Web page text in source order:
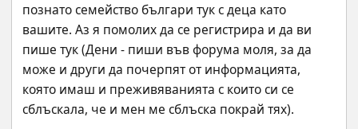
познато семейство българи тук с деца като
вашите. Аз я помолих да се регистрира и да ви
пише тук (Дени - пиши във форума моля, за да
може и други да почерпят от информацията,
която имаш и преживяванията с които си се
сблъскала, че и мен ме сблъска покрай тях).